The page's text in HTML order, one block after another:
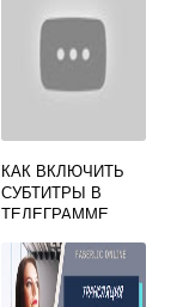
КАК ВКЛЮЧИТЬ
СУБТИТРЫ В
ТЕЛЕГРАММЕ